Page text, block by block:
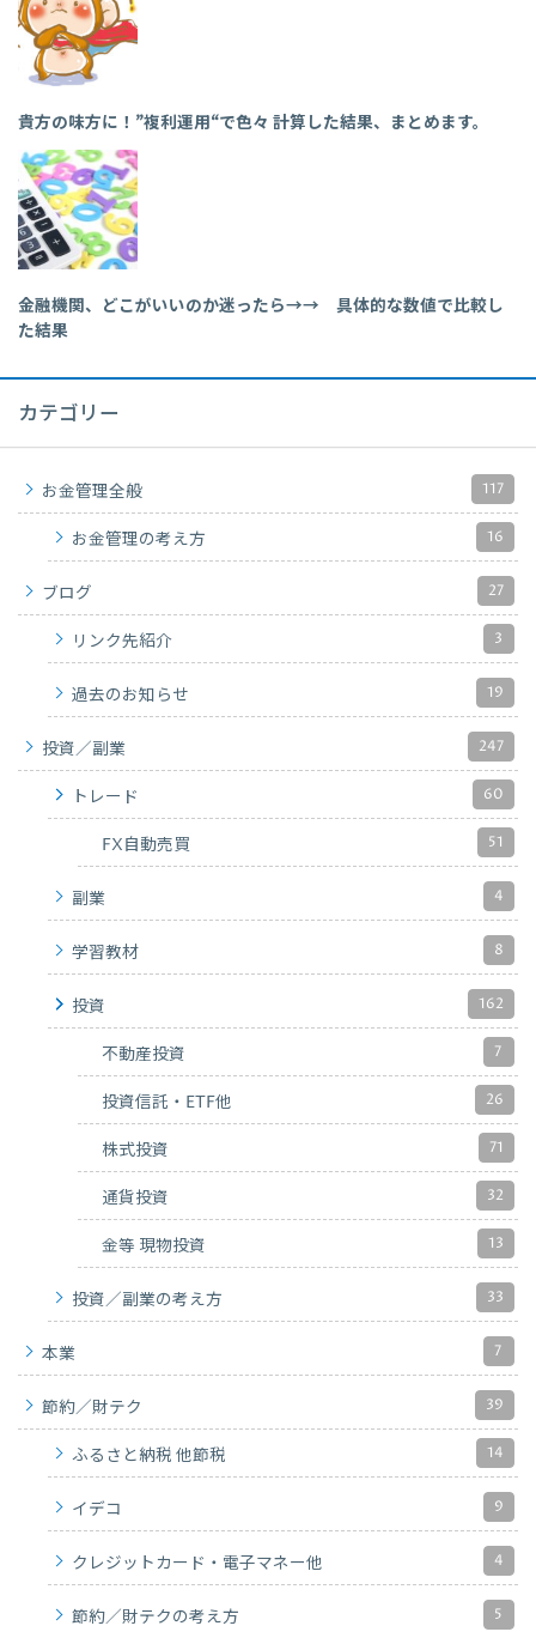
貴方の味方に！”複利運用“で色々 計算した結果、まとめます。
金融機関、どこがいいのか迷ったら→→ 具体的な数値で比較し
た結果
カテゴリー
お金管理全般 117
お金管理の考え方 16
ブログ 27
リンク先紹介 3
過去のお知らせ 19
投資／副業 247
トレード 60
FX自動売買 51
副業 4
学習教材 8
投資 162
不動産投資 7
投資信託・ETF他 26
株式投資 71
通貨投資 32
金等 現物投資 13
投資／副業の考え方 33
本業 7
節約／財テク 39
ふるさと納税 他節税 14
イデコ 9
クレジットカード・電子マネー他 4
節約／財テクの考え方 5